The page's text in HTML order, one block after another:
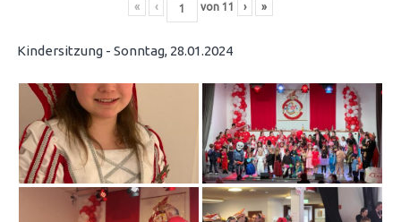
« ‹ von 11 › »
Kindersitzung - Sonntag, 28.01.2024